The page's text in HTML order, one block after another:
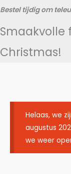
Bestel tijdig om
Smaakvolle
Christmas!
Helaas, we
augustus
we weer